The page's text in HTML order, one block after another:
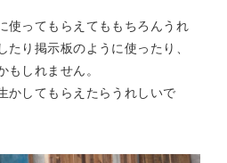
使ってもらえてももちろんうれ
たり掲示板のように使ったり、
もしれません。
かしてもらえたらうれしいで